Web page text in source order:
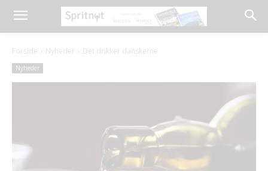
Forside Nyheder Det drikker danskerne
Nyheder